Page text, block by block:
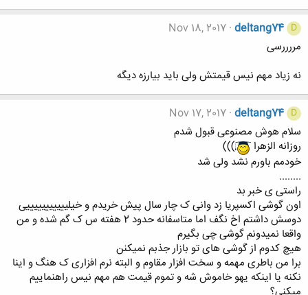
D
deltang74
Nov 18, 2017
مررررسی
نه زیاد مهم نیس قیمتش ولی باید بیارزه دیگه
D
deltang74
Nov 17, 2017
سلام هوش مصنوعی قبول شدم
روزانه الزهرا
)))
خودمم باورم نشد ولی شد
........
راستی ی خبر بد
اون گوشی اکسپریا زد وانی ک چار سال پیش خریدم و خیلیییییییییییی
دوسش داشتم اخ نگف اما متاسفانه حدود 2 هفته س ک گم شده و من
واقعا نمیدونم گوشی چی بگیرم
هیچ کدوم از گوشی های تو بازار جذبم نمیکنن
برا من باطری مهمه و سخت افزار مقاوم و البته نرم افزاری ک هنگ و اینا
نکنه یا اینکه یهو خاموش شه و تموم قیمت هم مهم نیس راهنماییم